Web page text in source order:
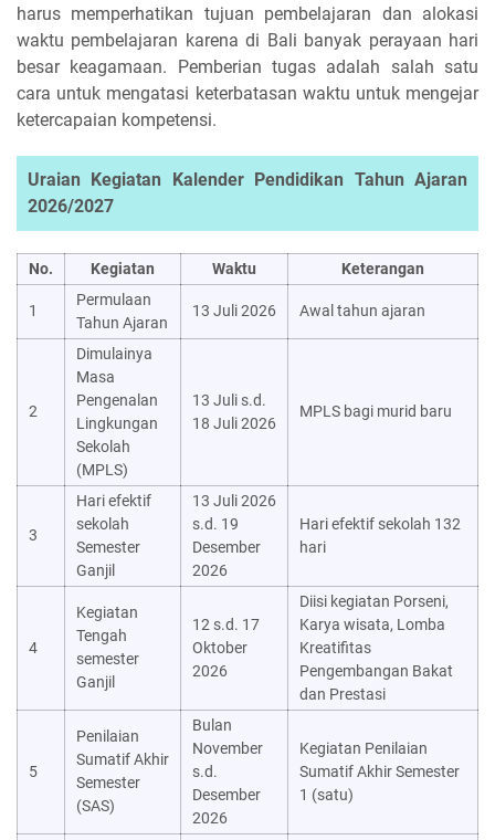
harus memperhatikan tujuan pembelajaran dan alokasi
waktu pembelajaran karena di Bali banyak perayaan hari
besar keagamaan. Pemberian tugas adalah salah satu
cara untuk mengatasi keterbatasan waktu untuk mengejar
ketercapaian kompetensi.
Uraian Kegiatan Kalender Pendidikan Tahun Ajaran
2026/2027
No. Kegiatan Waktu Keterangan
1
Permulaan
Tahun Ajaran
13 Juli 2026 Awal tahun ajaran
2
Dimulainya
Masa
Pengenalan
Lingkungan
Sekolah
(MPLS)
13 Juli s.d.
18 Juli 2026
MPLS bagi murid baru
3
Hari efektif
sekolah
Semester
Ganjil
13 Juli 2026
s.d. 19
Desember
2026
Hari efektif sekolah 132
hari
4
Kegiatan
Tengah
semester
Ganjil
12 s.d. 17
Oktober
2026
Diisi kegiatan Porseni,
Karya wisata, Lomba
Kreatifitas
Pengembangan Bakat
dan Prestasi
5
Penilaian
Sumatif Akhir
Semester
(SAS)
Bulan
November
s.d.
Desember
2026
Kegiatan Penilaian
Sumatif Akhir Semester
1 (satu)